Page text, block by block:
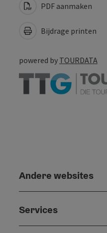
PDF aanmaken
Bijdrage printen
powered by TOURDATA
Andere websites
Services